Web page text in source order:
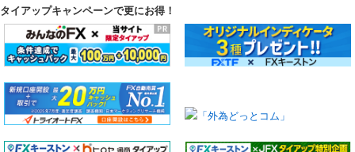
タイアップキャンペーンで更にお得！